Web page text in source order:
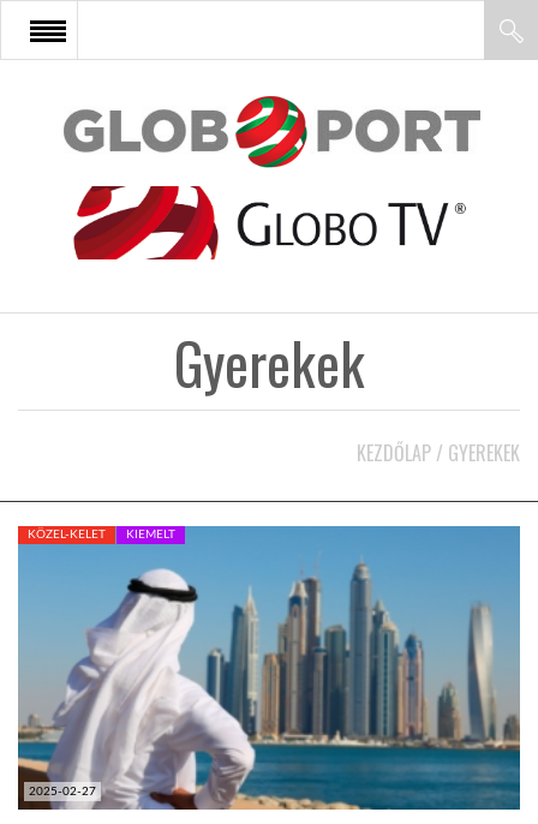
FŐOLDAL
AFRIKA
KÖZEL-KELET
AUSZTRÁLIA
A VILÁG ITTHON
Gyerekek
KEZDŐLAP / GYEREKEK
2025-02-27
KÖZEL-KELET KIEMELT